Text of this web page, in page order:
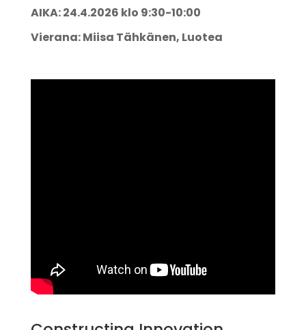
AIKA: 24.4.2026 klo 9:30-10:00
Vierana: Miisa Tähkänen, Luotea